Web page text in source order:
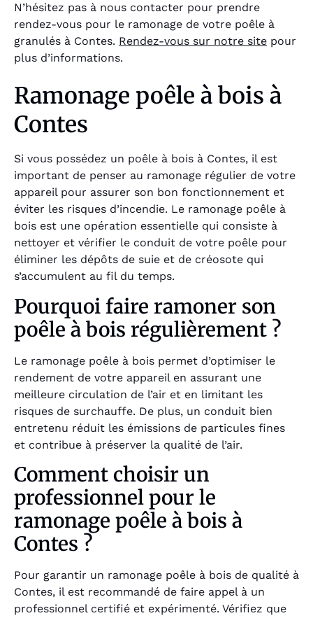
N’hésitez pas à nous contacter pour prendre
rendez-vous pour le ramonage de votre poêle à
granulés à Contes. Rendez-vous sur notre site pour
plus d’informations.
Ramonage poêle à bois à
Contes
Si vous possédez un poêle à bois à Contes, il est
important de penser au ramonage régulier de votre
appareil pour assurer son bon fonctionnement et
éviter les risques d’incendie. Le ramonage poêle à
bois est une opération essentielle qui consiste à
nettoyer et vérifier le conduit de votre poêle pour
éliminer les dépôts de suie et de créosote qui
s’accumulent au fil du temps.
Pourquoi faire ramoner son
poêle à bois régulièrement ?
Le ramonage poêle à bois permet d’optimiser le
rendement de votre appareil en assurant une
meilleure circulation de l’air et en limitant les
risques de surchauffe. De plus, un conduit bien
entretenu réduit les émissions de particules fines
et contribue à préserver la qualité de l’air.
Comment choisir un
professionnel pour le
ramonage poêle à bois à
Contes ?
Pour garantir un ramonage poêle à bois de qualité à
Contes, il est recommandé de faire appel à un
professionnel certifié et expérimenté. Vérifiez que